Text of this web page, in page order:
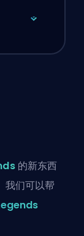
的新东西
我们可以帮